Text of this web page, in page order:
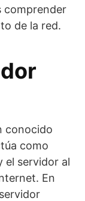
comprender
de la red.
conocido
como
el servidor al
En